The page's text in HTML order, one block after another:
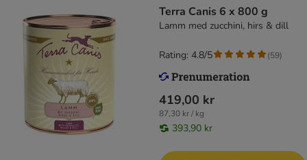
Terra Canis 6 x 800 g
Lamm med zucchini, hirs & dill
419,00 kr
87,30 kr / kg
393,90 kr
Rating: 4.8/5 (59)